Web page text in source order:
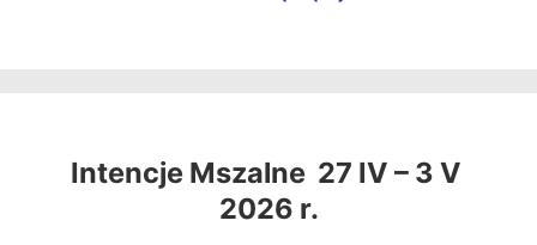
Intencje Mszalne 27 IV – 3 V
2026 r.